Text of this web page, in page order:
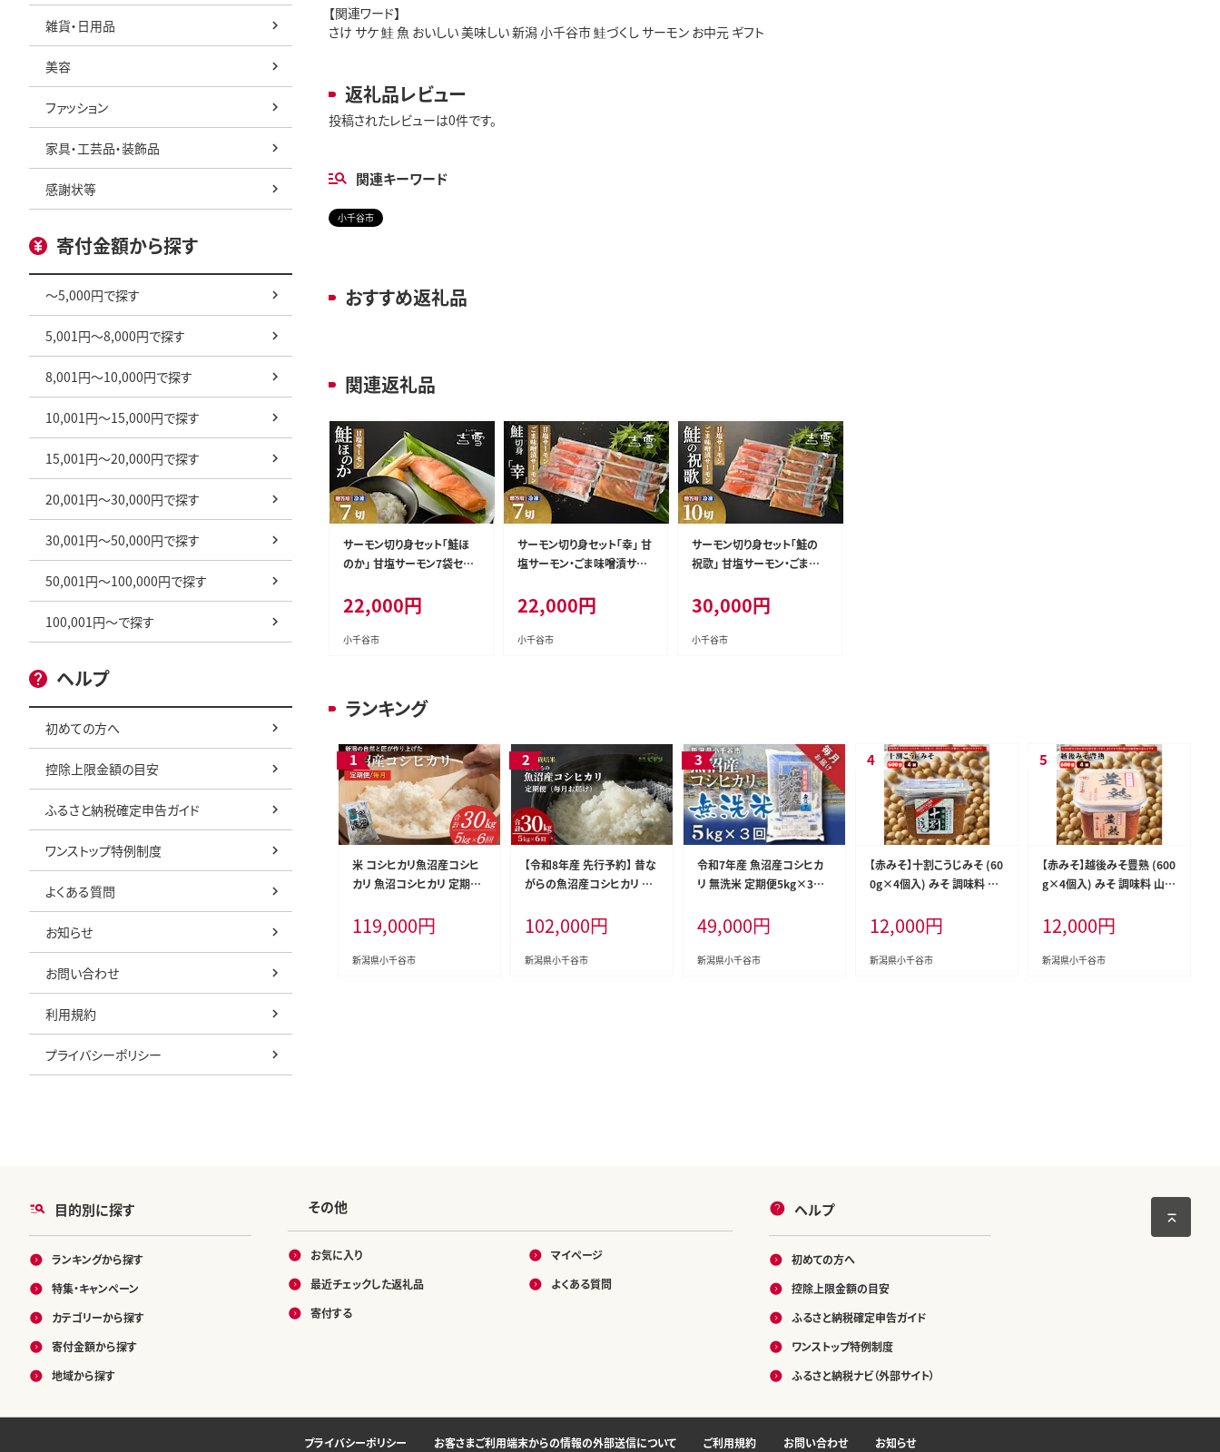
雑貨・日用品
美容
ファッション
家具・工芸品・装飾品
感謝状等
寄付金額から探す
～5,000円で探す
5,001円～8,000円で探す
8,001円～10,000円で探す
10,001円～15,000円で探す
15,001円～20,000円で探す
20,001円～30,000円で探す
30,001円～50,000円で探す
50,001円～100,000円で探す
100,001円～で探す
ヘルプ
初めての方へ
控除上限金額の目安
ふるさと納税確定申告ガイド
ワンストップ特例制度
よくある質問
お知らせ
お問い合わせ
利用規約
プライバシーポリシー
【関連ワード】
さけ サケ 鮭 魚 おいしい 美味しい 新潟 小千谷市 鮭づくし サーモン お中元 ギフト
返礼品レビュー
投稿されたレビューは0件です。
関連キーワード
小千谷市
おすすめ返礼品
関連返礼品
サーモン切り身セット「鮭ほ
のか」 甘塩サーモン7袋セッ
ギフト対応 吉雪 【0002-005
2-01】
22,000円
小千谷市
サーモン切り身セット「幸」 甘
塩サーモン・ごま味噌漬サー
空パック 冷凍 ギフト対応 吉
雪 【0002-0053-01】
22,000円
小千谷市
サーモン切り身セット「鮭の
祝歌」 甘塩サーモン・ごま味
個包装・真空パック 冷凍 ギ
フト対応 吉雪 【0002-0070-
01】
30,000円
小千谷市
ランキング
米 コシヒカリ魚沼産コシヒ
カリ 魚沼コシヒカリ 定期便
届け 令和8年産 先行予約 精
米 共栄農工社 | 魚沼産こし
ひかり 魚沼こしひかり 新潟
119,000円
新潟県小千谷市
【令和8年産 先行予約】 昔な
がらの魚沼産コシヒカリ 精
農園ビギン 【0002-BN12DB
00-02】
102,000円
新潟県小千谷市
令和7年産 魚沼産コシヒカ
リ 無洗米 定期便5kg×3回
T02DB00】
49,000円
新潟県小千谷市
【赤みそ】十割こうじみそ (60
0g×4個入) みそ 調味料 山
12,000円
新潟県小千谷市
【赤みそ】越後みそ豊熟 (600
g×4個入) みそ 調味料 山崎
12,000円
新潟県小千谷市
目的別に探す
ランキングから探す
特集・キャンペーン
カテゴリーから探す
寄付金額から探す
地域から探す
その他
お気に入り
最近チェックした返礼品
寄付する
マイページ
よくある質問
ヘルプ
初めての方へ
控除上限金額の目安
ふるさと納税確定申告ガイド
ワンストップ特例制度
ふるさと納税ナビ（外部サイト）
プライバシーポリシー お客さまご利用端末からの情報の外部送信について ご利用規約 お問い合わせ お知らせ